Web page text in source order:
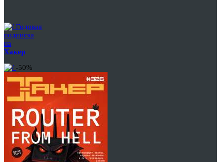
Годовая
подписка
на
Хакер
-50%